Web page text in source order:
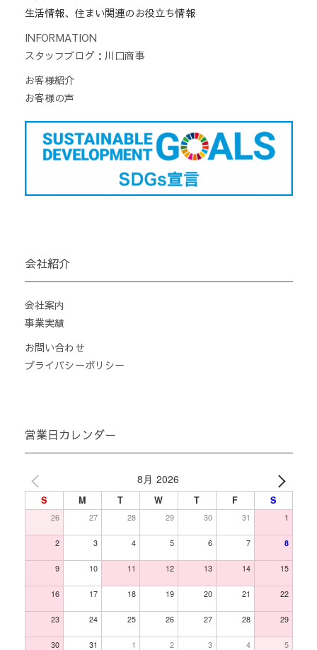
生活情報、住まい関連のお役立ち情報
INFORMATION
スタッフブログ：川口商事
お客様紹介
お客様の声
会社紹介
会社案内
事業実績
お問い合わせ
プライバシーポリシー
営業日カレンダー
8月 2026
S M T W T F S
26 27 28 29 30 31 1
2 3 4 5 6 7 8
9 10 11 12 13 14 15
16 17 18 19 20 21 22
23 24 25 26 27 28 29
30 31 1 2 3 4 5